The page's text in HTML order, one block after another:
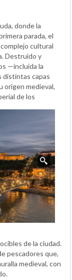
donde la
parada, el
cultural
Destruido y
—incluida la
distintas capas
origen medieval,
de los
de la ciudad.
pescadores que,
medieval, con